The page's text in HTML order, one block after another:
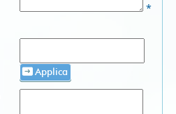
*
Applica